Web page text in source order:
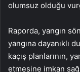
olumsuz olduğu
Raporda, yangın
yangına dayanıklı
kaçış planlarının,
etmesine imkan